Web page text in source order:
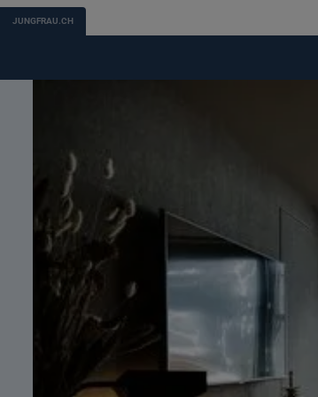
JUNGFRAU.CH